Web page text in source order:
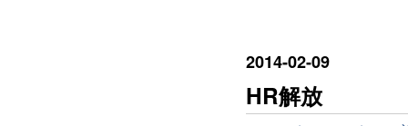
2014-02-09
HR解放